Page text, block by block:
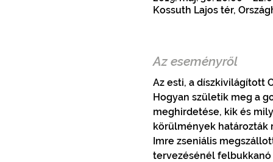
Kossuth Lajos tér,
Az eseményről
Az esti, a díszkivilágított
Hogyan születik meg a
meghirdetése, kik és
körülmények határozták
Imre zseniális
tervezésénél felbukkanó